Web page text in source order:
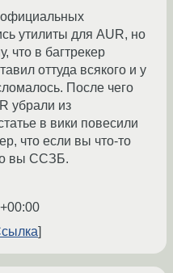
утилиты для AUR, но
что в багтрекер
оттуда всякого и у
После чего
убрали из
в вики повесили
что если вы что-то
вы ССЗБ.